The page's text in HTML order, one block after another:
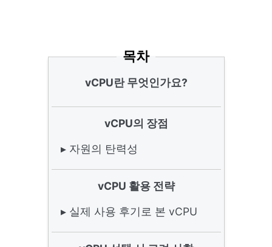
목차
vCPU란 무엇인가요?
vCPU의 장점
▸ 자원의 탄력성
vCPU 활용 전략
▸ 실제 사용 후기로 본 vCPU